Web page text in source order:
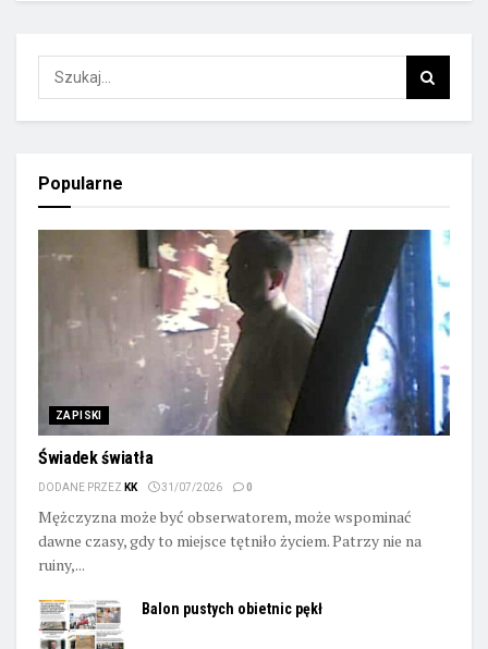
Popularne
ZAPISKI
Świadek światła
DODANE PRZEZ KK 31/07/2026 0
Mężczyzna może być obserwatorem, może wspominać
dawne czasy, gdy to miejsce tętniło życiem. Patrzy nie na
ruiny,...
Balon pustych obietnic pękł